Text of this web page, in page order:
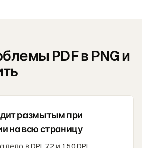
PDF в PNG и
размытым при
на всю страницу
дело в DPI. 72 и 150 DPI